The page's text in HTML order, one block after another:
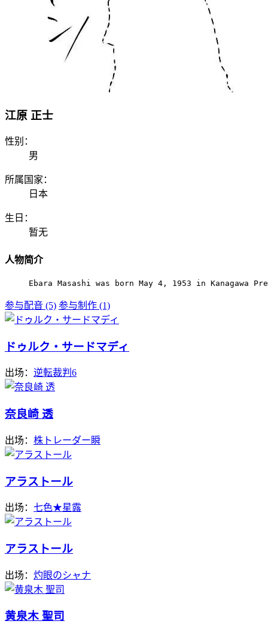
江原 正士
性别：
男
所属国家：
日本
生日：
暂无
人物简介
Ebara Masashi was born May 4, 1953 in
参与配音 (5) 参与制作 (1)
ドゥルク・サードマディ
出场： 逆転裁判6
奈良崎 透
出场： 株トレーダー瞬
アラストール
出场： 七色★星露
アラストール
出场： 灼眼のシャナ
黄泉木 聖司